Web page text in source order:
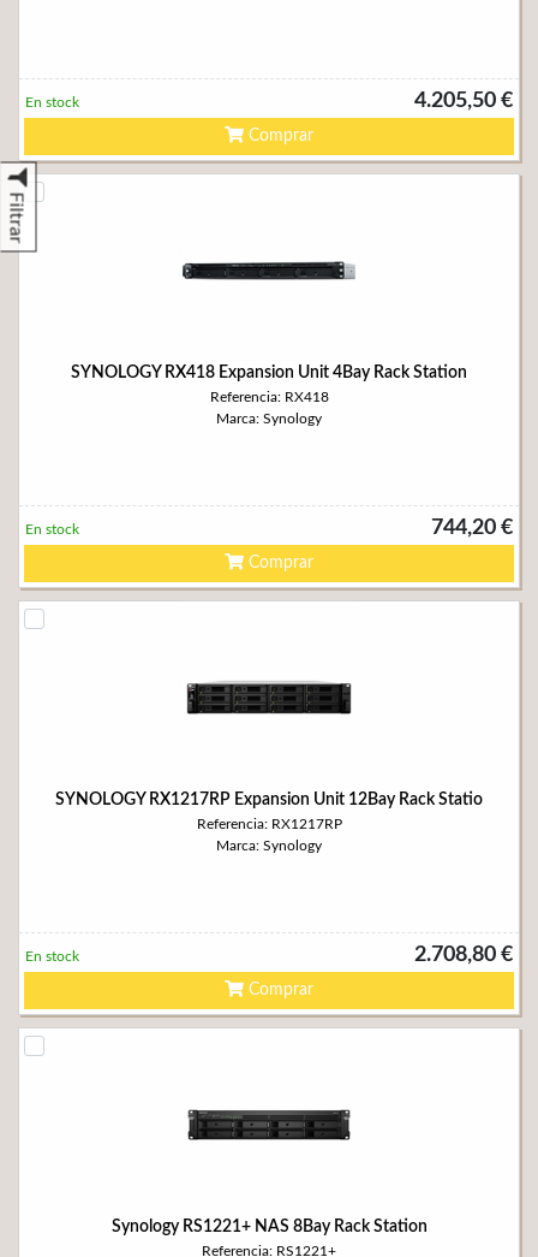
Filtrar
4.205,50 €
En stock
Comprar
SYNOLOGY RX418 Expansion Unit 4Bay Rack Station
Referencia: RX418
Marca: Synology
744,20 €
En stock
Comprar
SYNOLOGY RX1217RP Expansion Unit 12Bay Rack Statio
Referencia: RX1217RP
Marca: Synology
2.708,80 €
En stock
Comprar
Synology RS1221+ NAS 8Bay Rack Station
Referencia: RS1221+